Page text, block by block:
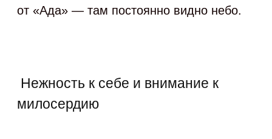
от «Ада» — там постоянно видно небо.
Нежность к себе и внимание к
милосердию